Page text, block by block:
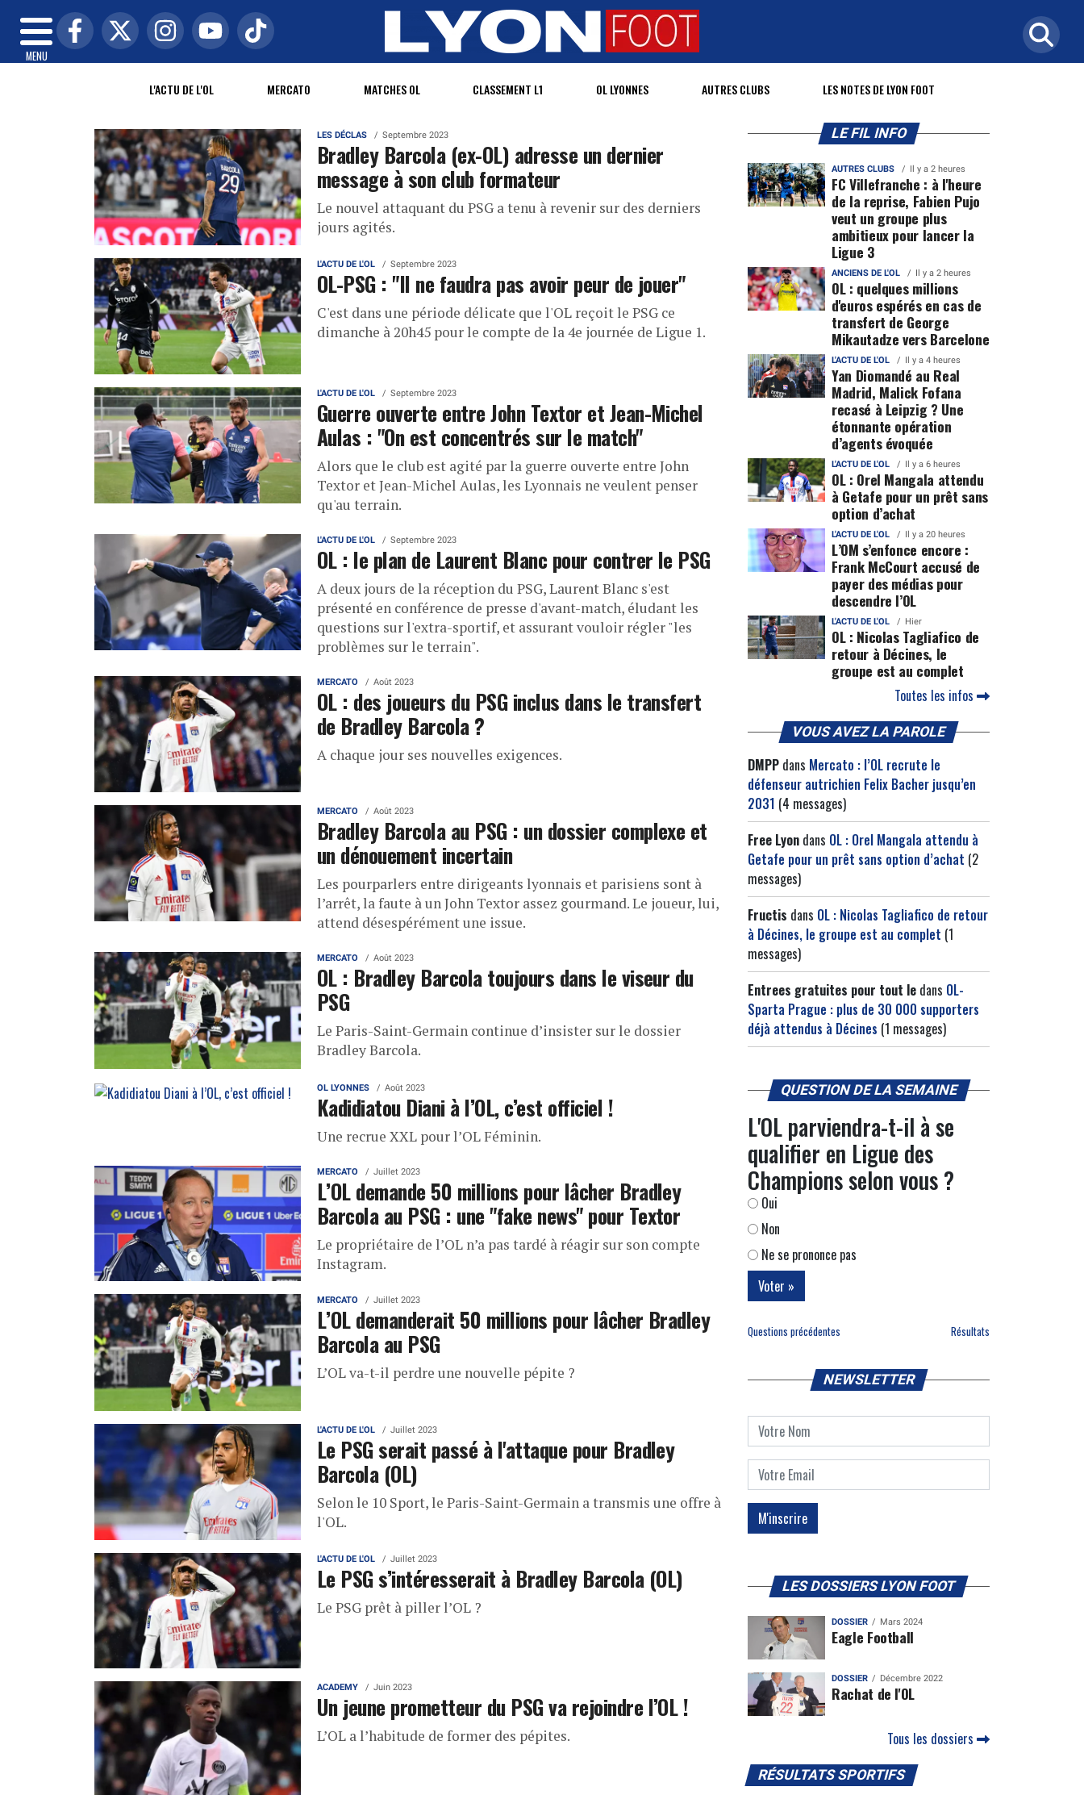
MENU
L'ACTU DE L'OL MERCATO MATCHES OL CLASSEMENT L1 OL LYONNES AUTRES CLUBS LES NOTES DE LYON FOOT
LES DÉCLAS Septembre 2023
Bradley Barcola (ex-OL) adresse un dernier
message à son club formateur
Le nouvel attaquant du PSG a tenu à revenir sur des derniers
jours agités.
L'ACTU DE L'OL Septembre 2023
OL-PSG : "Il ne faudra pas avoir peur de jouer"
C'est dans une période délicate que l'OL reçoit le PSG ce
dimanche à 20h45 pour le compte de la 4e journée de Ligue 1.
L'ACTU DE L'OL Septembre 2023
Guerre ouverte entre John Textor et Jean-Michel
Aulas : "On est concentrés sur le match"
Alors que le club est agité par la guerre ouverte entre John
Textor et Jean-Michel Aulas, les Lyonnais ne veulent penser
qu'au terrain.
L'ACTU DE L'OL Septembre 2023
OL : le plan de Laurent Blanc pour contrer le PSG
A deux jours de la réception du PSG, Laurent Blanc s'est
présenté en conférence de presse d'avant-match, éludant les
questions sur l'extra-sportif, et assurant vouloir régler "les
problèmes sur le terrain".
MERCATO Août 2023
OL : des joueurs du PSG inclus dans le transfert
de Bradley Barcola ?
A chaque jour ses nouvelles exigences.
MERCATO Août 2023
Bradley Barcola au PSG : un dossier complexe et
un dénouement incertain
Les pourparlers entre dirigeants lyonnais et parisiens sont à
l’arrêt, la faute à un John Textor assez gourmand. Le joueur, lui,
attend désespérément une issue.
MERCATO Août 2023
OL : Bradley Barcola toujours dans le viseur du
PSG
Le Paris-Saint-Germain continue d’insister sur le dossier
Bradley Barcola.
OL LYONNES Août 2023
Kadidiatou Diani à l’OL, c’est officiel !
Une recrue XXL pour l’OL Féminin.
MERCATO Juillet 2023
L’OL demande 50 millions pour lâcher Bradley
Barcola au PSG : une "fake news" pour Textor
Le propriétaire de l’OL n’a pas tardé à réagir sur son compte
Instagram.
MERCATO Juillet 2023
L’OL demanderait 50 millions pour lâcher Bradley
Barcola au PSG
L’OL va-t-il perdre une nouvelle pépite ?
L'ACTU DE L'OL Juillet 2023
Le PSG serait passé à l'attaque pour Bradley
Barcola (OL)
Selon le 10 Sport, le Paris-Saint-Germain a transmis une offre à
l'OL.
L'ACTU DE L'OL Juillet 2023
Le PSG s’intéresserait à Bradley Barcola (OL)
Le PSG prêt à piller l’OL ?
ACADEMY Juin 2023
Un jeune prometteur du PSG va rejoindre l’OL !
L’OL a l’habitude de former des pépites.
LE FIL INFO
AUTRES CLUBS Il y a 2 heures
FC Villefranche : à l'heure
de la reprise, Fabien Pujo
veut un groupe plus
ambitieux pour lancer la
Ligue 3
ANCIENS DE L'OL Il y a 2 heures
OL : quelques millions
d'euros espérés en cas de
transfert de George
Mikautadze vers Barcelone
L'ACTU DE L'OL Il y a 4 heures
Yan Diomandé au Real
Madrid, Malick Fofana
recasé à Leipzig ? Une
étonnante opération
d’agents évoquée
L'ACTU DE L'OL Il y a 6 heures
OL : Orel Mangala attendu
à Getafe pour un prêt sans
option d’achat
L'ACTU DE L'OL Il y a 20 heures
L’OM s’enfonce encore :
Frank McCourt accusé de
payer des médias pour
descendre l’OL
L'ACTU DE L'OL Hier
OL : Nicolas Tagliafico de
retour à Décines, le
groupe est au complet
Toutes les infos
VOUS AVEZ LA PAROLE
DMPP dans Mercato : l’OL recrute le
défenseur autrichien Felix Bacher jusqu’en
2031 (4 messages)
Free Lyon dans OL : Orel Mangala attendu à
Getafe pour un prêt sans option d’achat (2
messages)
Fructis dans OL : Nicolas Tagliafico de retour
à Décines, le groupe est au complet (1
messages)
Entrees gratuites pour tout le dans OL-
Sparta Prague : plus de 30 000 supporters
déjà attendus à Décines (1 messages)
QUESTION DE LA SEMAINE
L'OL parviendra-t-il à se
qualifier en Ligue des
Champions selon vous ?
Oui
Non
Ne se prononce pas
Questions précédentes Résultats
NEWSLETTER
LES DOSSIERS LYON FOOT
DOSSIER Mars 2024
Eagle Football
DOSSIER Décembre 2022
Rachat de l'OL
Tous les dossiers
RÉSULTATS SPORTIFS